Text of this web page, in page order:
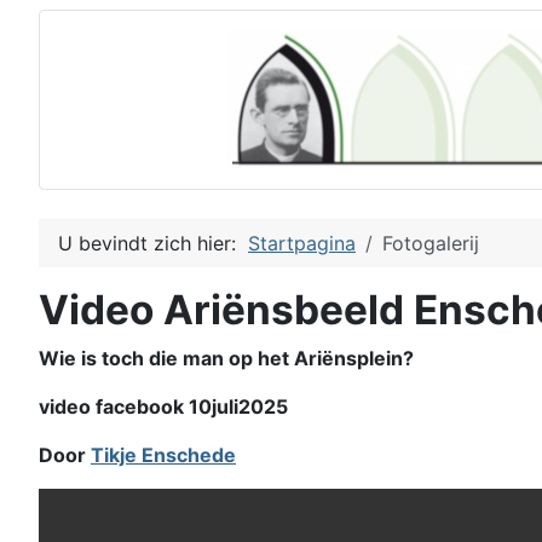
U bevindt zich hier: Startpagina Fotogalerij
Video Ariënsbeeld
Wie is toch die man op het Ariënsplein?
video facebook 10juli2025
Door Tikje Enschede